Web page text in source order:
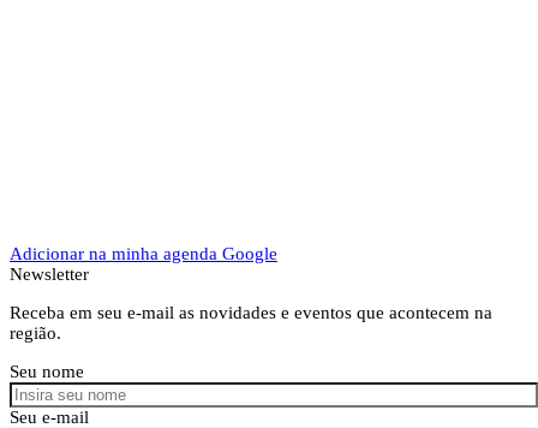
Adicionar na minha agenda Google
Newsletter
Receba em seu e-mail as novidades e eventos que acontecem na
região.
Seu nome
Seu e-mail